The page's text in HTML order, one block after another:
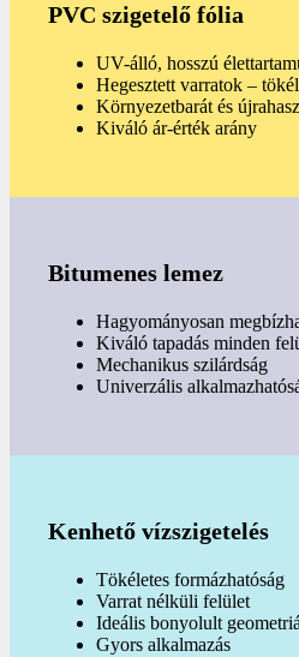
PVC szigetelő fólia
UV-álló, hosszú
Hegesztett varratok –
Környezetbarát és
Kiváló ár-érték arány
Bitumenes lemez
Hagyományosan
Kiváló tapadás minden
Mechanikus szilárdság
Univerzális
Kenhető vízszigetelés
Tökéletes formázhatóság
Varrat nélküli felület
Ideális bonyolult
Gyors alkalmazás